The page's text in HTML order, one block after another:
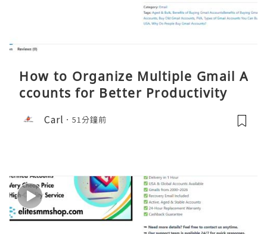
How to Organize Multiple Gmail A
ccounts for Better Productivity
Carl 51分鐘前